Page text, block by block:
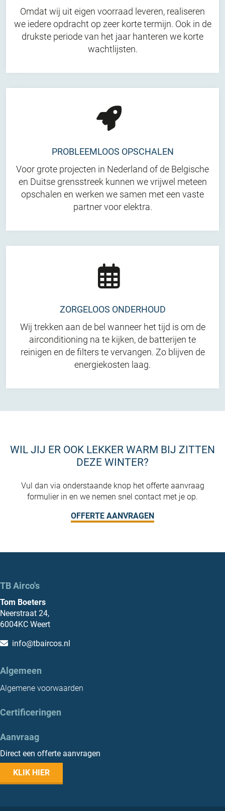
Omdat wij uit eigen voorraad leveren, realiseren
we iedere opdracht op zeer korte termijn. Ook in de
drukste periode van het jaar hanteren we korte
wachtlijsten.
PROBLEEMLOOS OPSCHALEN
Voor grote projecten in Nederland of de Belgische
en Duitse grensstreek kunnen we vrijwel meteen
opschalen en werken we samen met een vaste
partner voor elektra.
ZORGELOOS ONDERHOUD
Wij trekken aan de bel wanneer het tijd is om de
airconditioning na te kijken, de batterijen te
reinigen en de filters te vervangen. Zo blijven de
energiekosten laag.
WIL JIJ ER OOK LEKKER WARM BIJ ZITTEN
DEZE WINTER?
Vul dan via onderstaande knop het offerte aanvraag
formulier in en we nemen snel contact met je op.
OFFERTE AANVRAGEN
TB Airco's
Tom Boeters
Neerstraat 24,
6004KC Weert
info@tbaircos.nl
Algemeen
Algemene voorwaarden
Certificeringen
Aanvraag
Direct een offerte aanvragen
KLIK HIER